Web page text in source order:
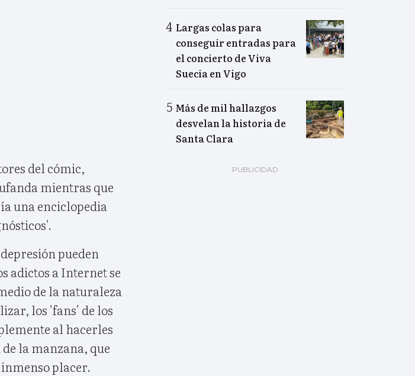
del cómic,
mientras que
una enciclopedia
pueden
adictos a Internet se
de la naturaleza
los 'fans' de los
al hacerles
la manzana, que
placer.
Largas colas para
conseguir entradas para
el concierto de Viva
Suecia en Vigo
Más de mil hallazgos
desvelan la historia de
Santa Clara